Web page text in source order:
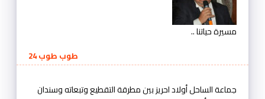
مسيرة حياتنا ..
طوب طوب 24
جماعة الساحل أولاد احريز بين مطرقة التقطيع وتبعاته وسندان